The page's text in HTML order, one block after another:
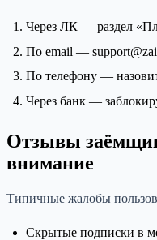
Через ЛК — раздел
По email —
По телефону —
Через банк —
Отзывы
внимание
Типичные жалобы
Скрытые подписки в